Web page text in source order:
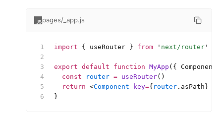
pages/_app.js
import { useRouter } from ' next/router '
export default function MyApp ({
  const
router = useRouter()
  return
<Component key={ router .asPath} {
}